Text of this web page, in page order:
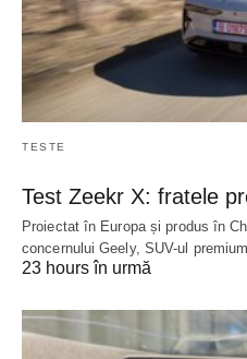
TESTE
Test Zeekr X: fratele
Proiectat în Europa și produs în
concernului Geely, SUV-ul
23 hours în urmă